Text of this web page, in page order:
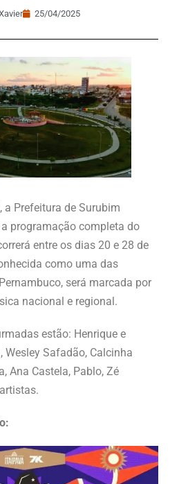
25/04/2025
a Prefeitura de Surubim
programação completa do
entre os dias 20 e 28 de
como uma das
será marcada por
nacional e regional.
estão: Henrique e
Safadão, Calcinha
Ana Castela, Pablo, Zé